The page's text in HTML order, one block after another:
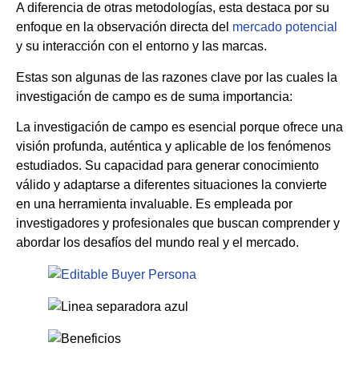
A diferencia de otras metodologías, esta destaca por su
enfoque en la observación directa del mercado potencial
y su interacción con el entorno y las marcas.
Estas son algunas de las razones clave por las cuales la
investigación de campo es de suma importancia:
La investigación de campo es esencial porque ofrece una
visión profunda, auténtica y aplicable de los fenómenos
estudiados. Su capacidad para generar conocimiento
válido y adaptarse a diferentes situaciones la convierte
en una herramienta invaluable. Es empleada por
investigadores y profesionales que buscan comprender y
abordar los desafíos del mundo real y el mercado.